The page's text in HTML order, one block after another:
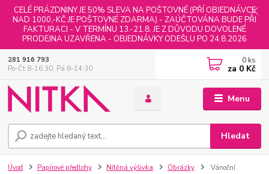
CELÉ PRÁZDNINY JE 50% SLEVA NA POŠTOVNÉ (PŘÍ OBJEDNÁVCE
NAD 1000,-KČ JE POŠTOVNÉ ZDARMA) - ZAÚČTOVÁNA BUDE PŘI
FAKTURACI - V TERMÍNU 13.-21.8. JE Z DŮVODU DOVOLENÉ
PRODEJNA UZAVŘENA - OBJEDNÁVKY ODEŠLU PO 24.8.2026
Menu
Hledat
281 916 793
Po-Čt 8-16:30, Pá 8-14:30
0 ks
za 0 Kč
Úvod Papírové předlohy Nítěná výšivka Obrázky Vánoční